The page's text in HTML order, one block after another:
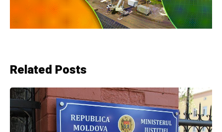
Related Posts